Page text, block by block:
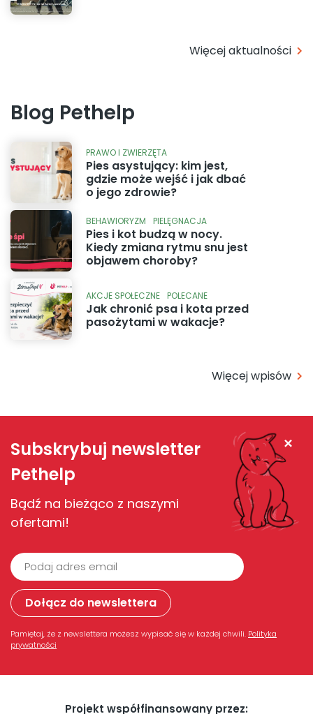
Więcej aktualności
Blog Pethelp
PRAWO I ZWIERZĘTA
Pies asystujący: kim jest,
gdzie może wejść i jak dbać
o jego zdrowie?
BEHAWIORYZM PIELĘGNACJA
Pies i kot budzą w nocy.
Kiedy zmiana rytmu snu jest
objawem choroby?
AKCJE SPOŁECZNE POLECANE
Jak chronić psa i kota przed
pasożytami w wakacje?
Więcej wpisów
Zamknij
Subskrybuj newsletter
Pethelp
Bądź na bieżąco z naszymi
ofertami!
Pamiętaj, że z newslettera możesz wypisać się w każdej chwili. Polityka
prywatności
Projekt współfinansowany przez: